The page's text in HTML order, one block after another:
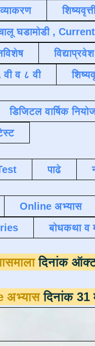
व्याकरण
घडामोडी ,
वी व ८ वी
डिजिटल वार्षिक
पाढे
Online अभ्यास
बोधकथा व
अभ्यासमाला
31 मार्च